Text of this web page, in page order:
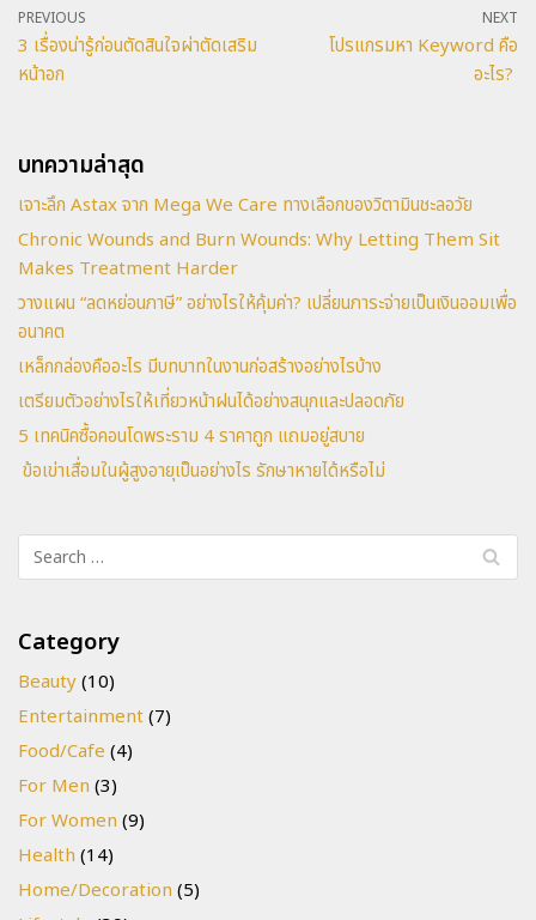
PREVIOUS
3 เรื่องน่ารู้ก่อนตัดสินใจผ่าตัดเสริม
หน้าอก
NEXT
โปรแกรมหา Keyword คือ
อะไร?
บทความล่าสุด
เจาะลึก Astax จาก Mega We Care ทางเลือกของวิตามินชะลอวัย
Chronic Wounds and Burn Wounds: Why Letting Them Sit
Makes Treatment Harder
วางแผน “ลดหย่อนภาษี” อย่างไรให้คุ้มค่า? เปลี่ยนภาระจ่ายเป็นเงินออมเพื่อ
อนาคต
เหล็กกล่องคืออะไร มีบทบาทในงานก่อสร้างอย่างไรบ้าง
เตรียมตัวอย่างไรให้เที่ยวหน้าฝนได้อย่างสนุกและปลอดภัย
5 เทคนิคซื้อคอนโดพระราม 4 ราคาถูก แถมอยู่สบาย
ข้อเข่าเสื่อมในผู้สูงอายุเป็นอย่างไร รักษาหายได้หรือไม่
Category
Beauty(10)
Entertainment(7)
Food/Cafe (4)
For Men (3)
For Women (9)
Health (14)
Home/Decoration (5)